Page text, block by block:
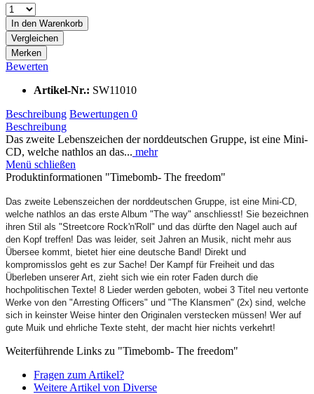
In den Warenkorb
Vergleichen
Merken
Bewerten
Artikel-Nr.: SW11010
Beschreibung Bewertungen 0
Beschreibung
Das zweite Lebenszeichen der norddeutschen Gruppe, ist eine Mini-
CD, welche nathlos an das... mehr
Menü schließen
Produktinformationen "Timebomb- The freedom"
Das zweite Lebenszeichen der norddeutschen Gruppe, ist eine Mini-CD,
welche nathlos an das erste Album "The way" anschliesst! Sie bezeichnen
ihren Stil als "Streetcore Rock'n'Roll" und das dürfte den Nagel auch auf
den Kopf treffen! Das was leider, seit Jahren an Musik, nicht mehr aus
Übersee kommt, bietet hier eine deutsche Band! Direkt und
kompromisslos geht es zur Sache! Der Kampf für Freiheit und das
Überleben unserer Art, zieht sich wie ein roter Faden durch die
hochpolitischen Texte! 8 Lieder werden geboten, wobei 3 Titel neu vertonte
Werke von den "Arresting Officers" und "The Klansmen" (2x) sind, welche
sich in keinster Weise hinter den Originalen verstecken müssen! Wer auf
gute Muik und ehrliche Texte steht, der macht hier nichts verkehrt!
Weiterführende Links zu "Timebomb- The freedom"
Fragen zum Artikel?
Weitere Artikel von Diverse